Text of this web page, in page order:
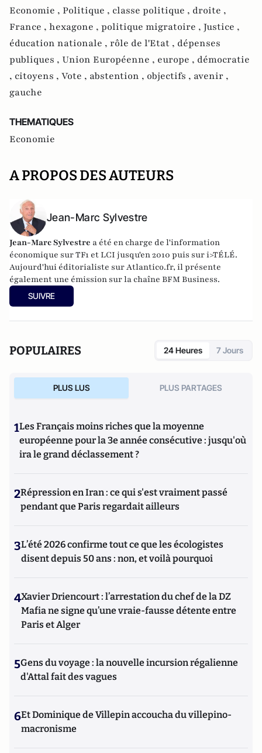
Economie , Politique , classe politique , droite ,
France , hexagone , politique migratoire , Justice ,
éducation nationale , rôle de l'Etat , dépenses
publiques , Union Européenne , europe , démocratie
, citoyens , Vote , abstention , objectifs , avenir ,
gauche
THEMATIQUES
Economie
A PROPOS DES AUTEURS
Jean-Marc Sylvestre
Jean-Marc Sylvestre a été en charge de l'information
économique sur TF1 et LCI jusqu'en 2010 puis sur i>TÉLÉ.
Aujourd'hui éditorialiste sur Atlantico.fr, il présente
également une émission sur la chaîne BFM Business.
SUIVRE
POPULAIRES 24 Heures 7 Jours
PLUS LUS PLUS PARTAGES
1Les Français moins riches que la moyenne
européenne pour la 3e année consécutive : jusqu'où
ira le grand déclassement ?
2Répression en Iran : ce qui s'est vraiment passé
pendant que Paris regardait ailleurs
3L’été 2026 confirme tout ce que les écologistes
disent depuis 50 ans : non, et voilà pourquoi
4Xavier Driencourt : l’arrestation du chef de la DZ
Mafia ne signe qu’une vraie-fausse détente entre
Paris et Alger
5Gens du voyage : la nouvelle incursion régalienne
d'Attal fait des vagues
6Et Dominique de Villepin accoucha du villepino-
macronisme